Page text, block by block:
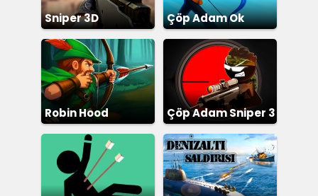
Sniper 3D Çöp Adam Ok
Robin Hood Çöp Adam Sniper 3